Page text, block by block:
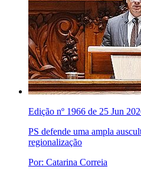
Edição nº 1966 de 25 Jun
PS defende uma ampla
regionalização
Por: Catarina Correia